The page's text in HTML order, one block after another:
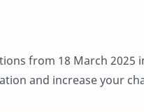
from 18 March 2025
and increase your